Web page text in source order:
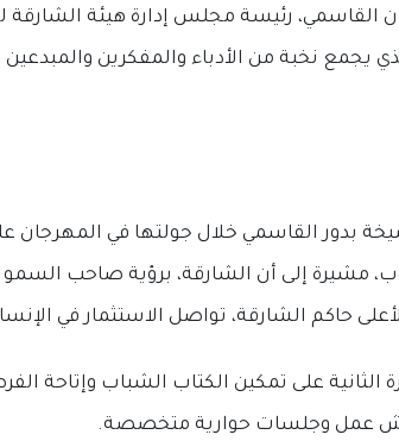
رئيسة مجلس إدارة هيئة الشارقة
يجمع نخبة من الأدباء والمفكرين
بدور القاسمي خلال جولتها في المهرجان
مشيرة إلى أن الشارقة، برؤية صاحب
حاكم الشارقة، تواصل الاستثمار في
الثانية على تمكين الكتاب الشباب وإتاحة
ورش عمل وجلسات حوارية متخصصة.